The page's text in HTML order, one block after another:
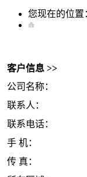
您现在的位置
客户信息 >>
公司名称：
联系人：
联系电话：
手 机：
传 真：